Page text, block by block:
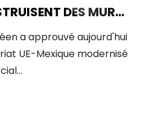
DES MURS,
DES PONTS
a approuvé aujourd'hui
UE-Mexique modernisé